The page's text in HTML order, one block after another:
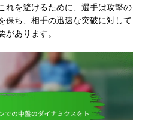
れを避けるために、選手は攻撃の
保ち、相手の迅速な突破に対して
あります。